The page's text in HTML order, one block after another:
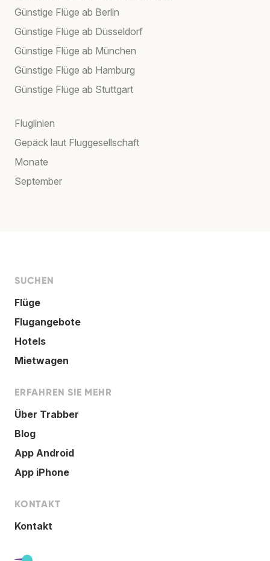
Günstige Flüge ab Berlin
Günstige Flüge ab Düsseldorf
Günstige Flüge ab München
Günstige Flüge ab Hamburg
Günstige Flüge ab Stuttgart
Fluglinien
Gepäck laut Fluggesellschaft
Monate
September
SUCHEN
Flüge
Flugangebote
Hotels
Mietwagen
ERFAHREN SIE MEHR
Über Trabber
Blog
App Android
App iPhone
KONTAKT
Kontakt